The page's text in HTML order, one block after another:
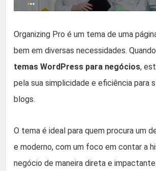
Organizing Pro é um tema de uma
bem em diversas necessidades.
temas WordPress para negócios,
pela sua simplicidade e eficiência para
blogs.
O tema é ideal para quem procura um
e moderno, com um foco em contar a
negócio de maneira direta e